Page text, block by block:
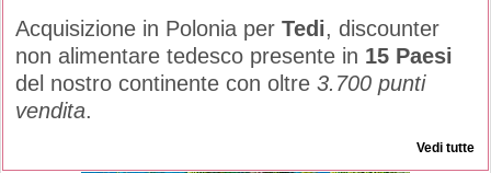
Acquisizione in Polonia per Tedi, discounter
non alimentare tedesco presente in 15 Paesi
del nostro continente con oltre 3.700 punti
vendita.
Vedi tutte